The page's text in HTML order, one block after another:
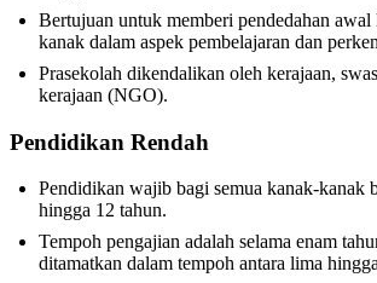
Bertujuan untuk memberi pendedahan awal
kanak dalam aspek pembelajaran dan
Prasekolah dikendalikan oleh kerajaan,
kerajaan (NGO).
Pendidikan Rendah
Pendidikan wajib bagi semua kanak-kanak
hingga 12 tahun.
Tempoh pengajian adalah selama enam
ditamatkan dalam tempoh antara lima